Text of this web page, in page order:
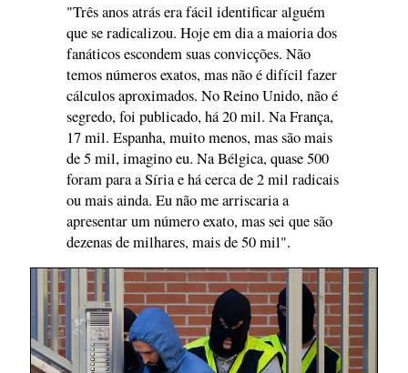
"Três anos atrás era fácil identificar alguém
que se radicalizou. Hoje em dia a maioria dos
fanáticos escondem suas convicções. Não
temos números exatos, mas não é difícil fazer
cálculos aproximados. No Reino Unido, não é
segredo, foi publicado, há 20 mil. Na França,
17 mil. Espanha, muito menos, mas são mais
de 5 mil, imagino eu. Na Bélgica, quase 500
foram para a Síria e há cerca de 2 mil radicais
ou mais ainda. Eu não me arriscaria a
apresentar um número exato, mas sei que são
dezenas de milhares, mais de 50 mil".